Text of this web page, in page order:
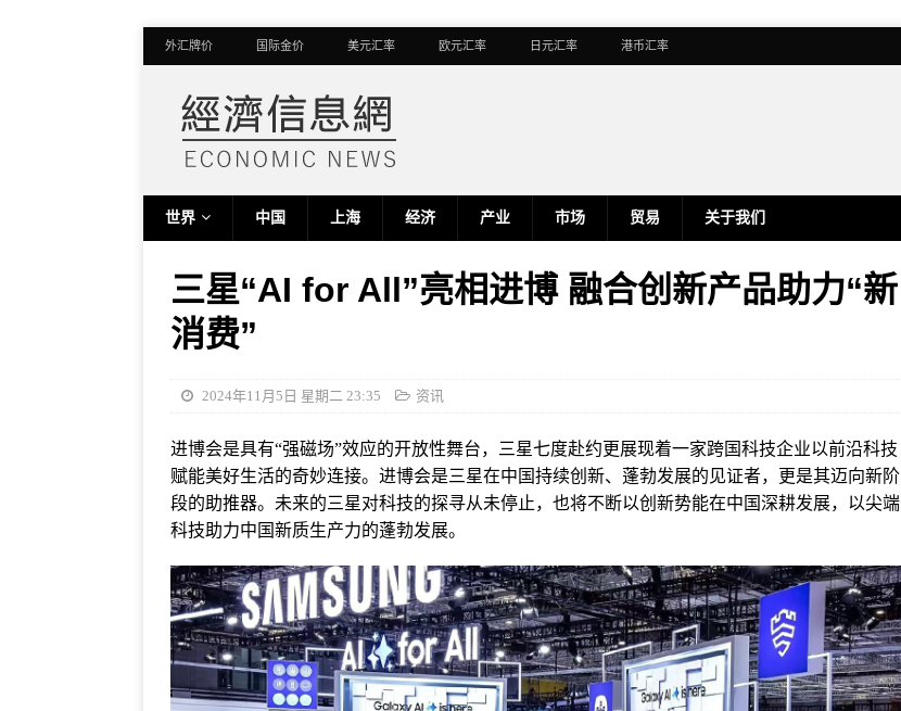
外汇牌价 国际金价 美元汇率 欧元汇率 日元汇率 港币汇率
世界 中国 上海 经济 产业 市场 贸易 关于我们
三星“AI for All”亮相进博 融合创新产品助力“新
消费”
2024年11月5日 星期二 23:35 资讯
进博会是具有“强磁场”效应的开放性舞台，三星七度赴约更展现着一家跨国科技企业以前沿科技
赋能美好生活的奇妙连接。进博会是三星在中国持续创新、蓬勃发展的见证者，更是其迈向新阶
段的助推器。未来的三星对科技的探寻从未停止，也将不断以创新势能在中国深耕发展，以尖端
科技助力中国新质生产力的蓬勃发展。